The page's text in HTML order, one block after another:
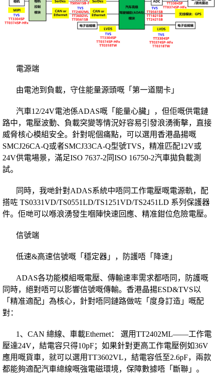
電源端
由電池到負載，守住能量源頭嘅「第一道關卡」
汽車12/24V電池係ADAS嘅「能量心臟」，但佢嘅供電鏈
路中，電壓波動、負載突變等情況好容易引發浪湧衝擊，直接
威脅核心模組安全。針對呢個痛點，可以選用香港晶揚嘅
SMCJ26CA-Q或者SMCJ33CA-Q型號TVS，精准匹配12V或
24V供電場景，滿足ISO 7637-2同ISO 16750-2汽車拋負載測
試。
同時，我哋針對ADAS系統中唔同工作電壓嘅電源軌，配
搭咗 TS0331VD/TS0551LD/TS1251VD/TS2451LD 系列保護器
件。佢哋可以喺浪湧發生嗰陣快速回應、精准鉗位危險電壓。
信號端
低速&高速信號嘅「穩定器」，防護唔「降速」
ADAS各功能模組嘅電壓、傳輸速率需求都唔同，防護嘅
同時，絕對唔可以影響信號嘅傳輸。香港晶揚ESD&TVS以
「精准適配」為核心，針對唔同鏈路做咗「度身訂造」嘅配
對：
1、CAN 總線、車載Ethernet： 選用TT2402ML——工作電
壓達24V，結電容只得10pF；如果針對更高工作電壓例如36V
應用嘅貨車，就可以選用TT3602VL，結電容低至2.6pF，兩款
都能夠適配汽車總線嘅強電磁環境，保障數據唔「斷聯」。